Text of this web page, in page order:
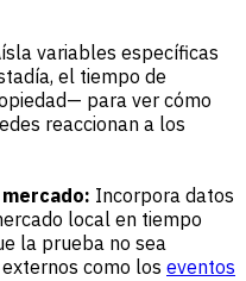
variables específicas
el tiempo de
para ver cómo
reaccionan a los
Incorpora datos
local en tiempo
la prueba no sea
como los eventos